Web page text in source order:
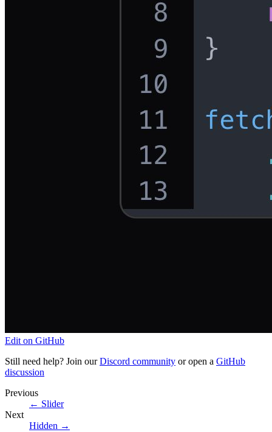
Edit on GitHub
Still need help? Join ourDiscord community or open a GitHub
discussion
Previous
← Slider
Next
Hidden →